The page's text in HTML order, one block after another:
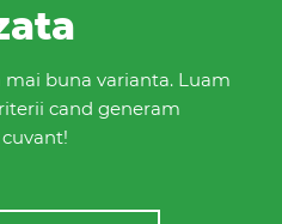
buna varianta. Luam
cand generam